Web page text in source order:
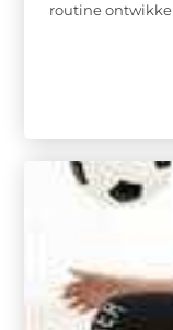
routine